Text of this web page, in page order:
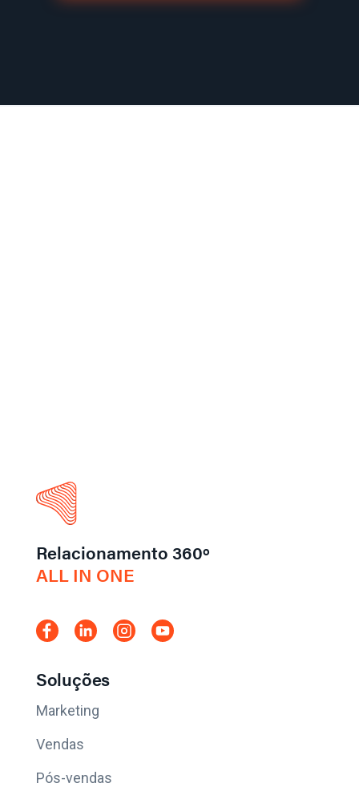
Relacionamento 360º
ALL IN ONE
Soluções
Marketing
Vendas
Pós-vendas